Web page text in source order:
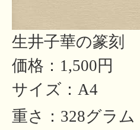
生井子華の篆刻
価格：1,500円
サイズ：A4
重さ：328グラム